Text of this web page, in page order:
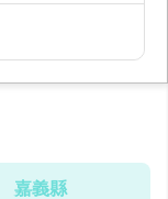
嘉義縣